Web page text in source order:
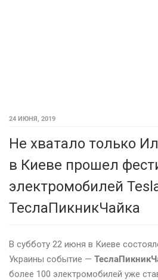
24 ИЮНЯ, 2019
Не хватало только
в Киеве прошел
электромобилей
ТеслаПикникЧайка
В субботу 22 июня в Киеве
Украины событие —
более 100 электромобилей уже